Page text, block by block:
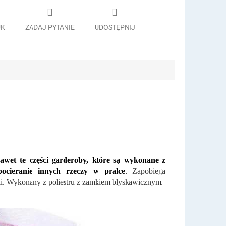
ZADAJ PYTANIE UDOSTĘPNIJ
te części garderoby, które są wykonane z
innych rzeczy w pralce. Zapobiega
Wykonany z poliestru z zamkiem błyskawicznym.